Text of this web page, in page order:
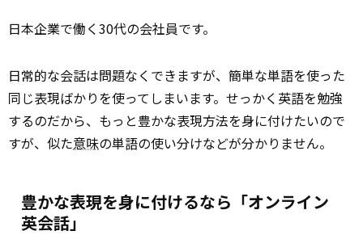
日本企業で働く30代の会社員です。
日常的な会話は問題なくできますが、簡単な単語を使った
同じ表現ばかりを使ってしまいます。せっかく英語を勉強
するのだから、もっと豊かな表現方法を身に付けたいので
すが、似た意味の単語の使い分けなどが分かりません。
豊かな表現を身に付けるなら「オンライン
英会話」